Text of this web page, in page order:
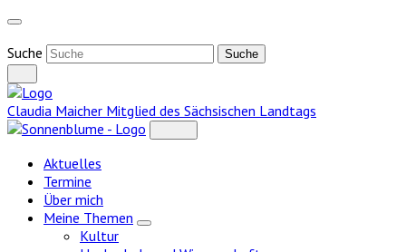
Weiter
Inhalt
Suche
Claudia Maicher Mitglied des Sächsischen Landtags
Aktuelles
Termine
Über mich
Meine Themen
Zeige
Kultur